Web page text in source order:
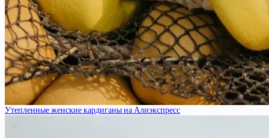
Утепленные женские кардиганы на Алиэкспресс